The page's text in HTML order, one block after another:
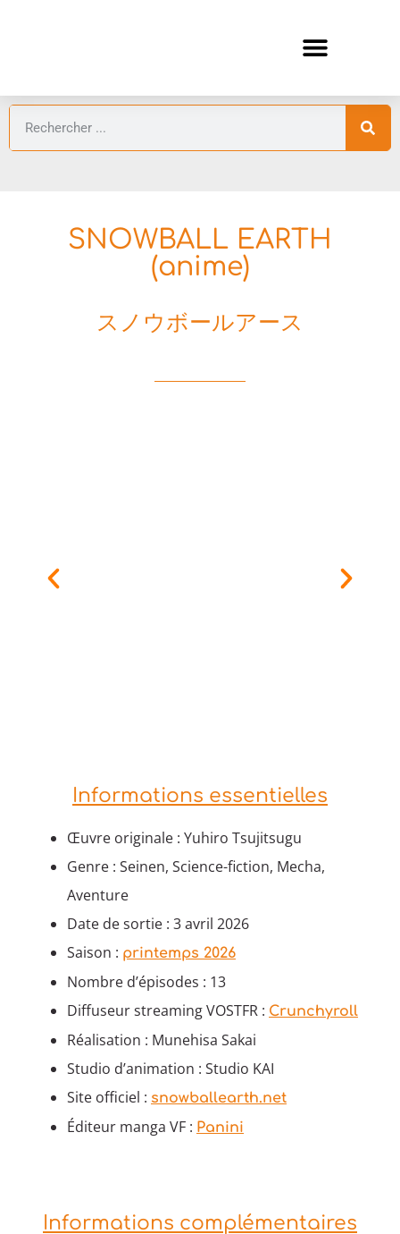
SNOWBALL EARTH
(anime)
スノウボールアース
Informations essentielles
Œuvre originale : Yuhiro Tsujitsugu
Genre : Seinen, Science-fiction, Mecha,
Aventure
Date de sortie : 3 avril 2026
Saison : printemps 2026
Nombre d’épisodes : 13
Diffuseur streaming VOSTFR : Crunchyroll
Réalisation : Munehisa Sakai
Studio d’animation : Studio KAI
Site officiel : snowballearth.net
Éditeur manga VF : Panini
Informations complémentaires